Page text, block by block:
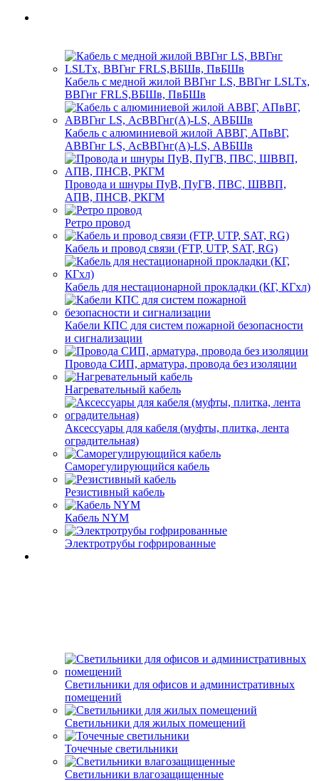
Кабель с медной жилой ВВГнг LS, ВВГнг LSLTx,
ВВГнг FRLS,ВБШв, ПвБШв
Кабель с алюминиевой жилой АВВГ, АПвВГ,
АВВГнг LS, АсВВГнг(А)-LS, АВБШв
Провода и шнуры ПуВ, ПуГВ, ПВС, ШВВП,
АПВ, ПНСВ, РКГМ
Ретро провод
Кабель и провод связи (FTP, UTP, SAT, RG)
Кабель для нестационарной прокладки (КГ, КГхл)
Кабели КПС для систем пожарной безопасности
и сигнализации
Провода СИП, арматура, провода без изоляции
Нагревательный кабель
Аксессуары для кабеля (муфты, плитка, лента
оградительная)
Саморегулирующийся кабель
Резистивный кабель
Кабель NYM
Электротрубы гофрированные
Светильники для офисов и административных
помещений
Светильники для жилых помещений
Точечные светильники
Светильники влагозащищенные